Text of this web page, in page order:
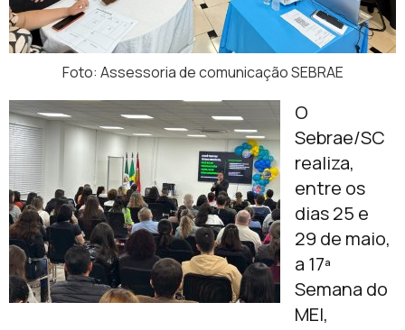
Foto: Assessoria de comunicação SEBRAE
O
Sebrae/SC
realiza,
entre os
dias 25 e
29 de maio,
a 17ª
Semana do
MEI,